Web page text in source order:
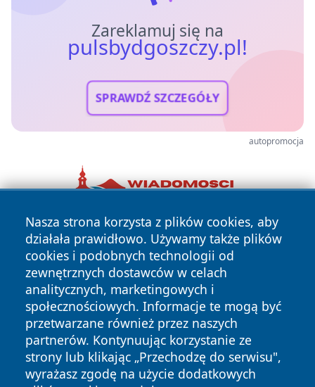
Zareklamuj się na
pulsbydgoszczy.pl!
SPRAWDŹ SZCZEGÓŁY
autopromocja
Nasza strona korzysta z plików cookies, aby
działała prawidłowo. Używamy także plików
cookies i podobnych technologii od
zewnętrznych dostawców w celach
analitycznych, marketingowych i
społecznościowych. Informacje te mogą być
przetwarzane również przez naszych
partnerów. Kontynuując korzystanie ze
strony lub klikając „Przechodzę do serwisu",
wyrażasz zgodę na użycie dodatkowych
Copyright © 2026 pulsbydgoszczy.pl Wszystkie prawa
zastrzeżone.
Polityka
Polityka